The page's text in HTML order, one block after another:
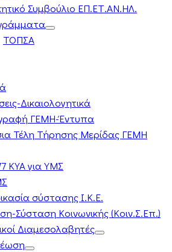
Συμβούλιο ΕΠ.ΕΤ.ΑΝ.ΗΛ.
ΤΟΠΣΑ
Δικαιολογητικά
ΓΕΜΗ-Έντυπα
Τέλη Τήρησης Μερίδας ΓΕΜΗ
ΚΥΑ για ΥΜΣ
σύστασης Ι.Κ.Ε.
Σύσταση Κοινωνικής (Κοιν.Σ.Επ.)
Διαμεσολαβητές